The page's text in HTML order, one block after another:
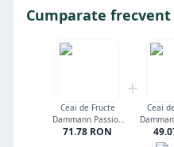
Cumparate
Ceai de Fructe
Dammann Passion
Framboise 24 plicuri
71.78 RON
+
Ceai